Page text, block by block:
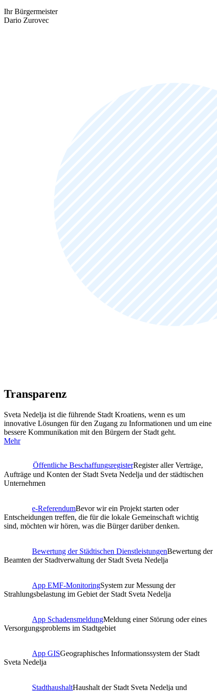
Ihr Bürgermeister
Dario Zurovec
Transparenz
Sveta Nedelja ist die führende Stadt Kroatiens, wenn es um
innovative Lösungen für den Zugang zu Informationen und um eine
bessere Kommunikation mit den Bürgern der Stadt geht.
Mehr
Öffentliche BeschaffungsregisterRegister aller Verträge,
Aufträge und Konten der Stadt Sveta Nedelja und der städtischen
Unternehmen
e-ReferendumBevor wir ein Projekt starten oder
Entscheidungen treffen, die für die lokale Gemeinschaft wichtig
sind, möchten wir hören, was die Bürger darüber denken.
Bewertung der Städtischen DienstleistungenBewertung der
Beamten der Stadtverwaltung der Stadt Sveta Nedelja
App EMF-MonitoringSystem zur Messung der
Strahlungsbelastung im Gebiet der Stadt Sveta Nedelja
App SchadensmeldungMeldung einer Störung oder eines
Versorgungsproblems im Stadtgebiet
App GISGeographisches Informationssystem der Stadt
Sveta Nedelja
StadthaushaltHaushalt der Stadt Sveta Nedelja und